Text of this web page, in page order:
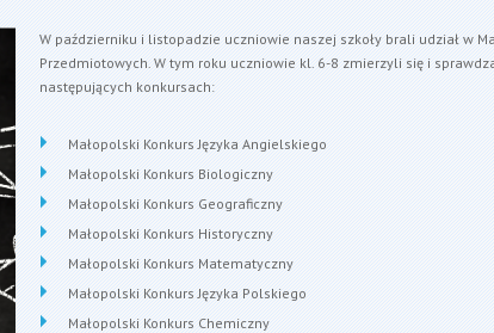
W październiku i listopadzie uczniowie naszej szkoły brali udział w
Przedmiotowych. W tym roku uczniowie kl. 6-8 zmierzyli się i
następujących konkursach:
Małopolski Konkurs Języka Angielskiego
Małopolski Konkurs Biologiczny
Małopolski Konkurs Geograficzny
Małopolski Konkurs Historyczny
Małopolski Konkurs Matematyczny
Małopolski Konkurs Języka Polskiego
Małopolski Konkurs Chemiczny